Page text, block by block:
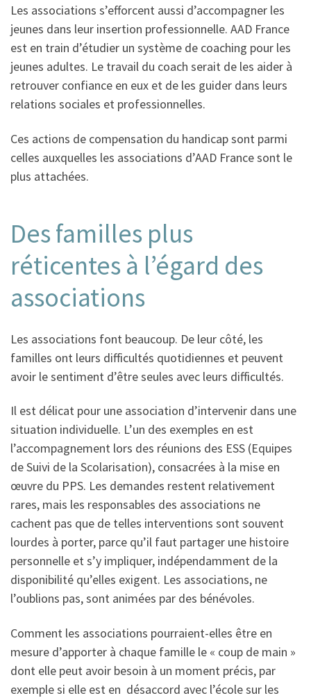
Les associations s’efforcent aussi d’accompagner les
jeunes dans leur insertion professionnelle. AAD France
est en train d’étudier un système de coaching pour les
jeunes adultes. Le travail du coach serait de les aider à
retrouver confiance en eux et de les guider dans leurs
relations sociales et professionnelles.
Ces actions de compensation du handicap sont parmi
celles auxquelles les associations d’AAD France sont le
plus attachées.
Des familles plus
réticentes à l’égard des
associations
Les associations font beaucoup. De leur côté, les
familles ont leurs difficultés quotidiennes et peuvent
avoir le sentiment d’être seules avec leurs difficultés.
Il est délicat pour une association d’intervenir dans une
situation individuelle. L’un des exemples en est
l’accompagnement lors des réunions des ESS (Equipes
de Suivi de la Scolarisation), consacrées à la mise en
œuvre du PPS. Les demandes restent relativement
rares, mais les responsables des associations ne
cachent pas que de telles interventions sont souvent
lourdes à porter, parce qu’il faut partager une histoire
personnelle et s’y impliquer, indépendamment de la
disponibilité qu’elles exigent. Les associations, ne
l’oublions pas, sont animées par des bénévoles.
Comment les associations pourraient-elles être en
mesure d’apporter à chaque famille le « coup de main »
dont elle peut avoir besoin à un moment précis, par
exemple si elle est en désaccord avec l’école sur les